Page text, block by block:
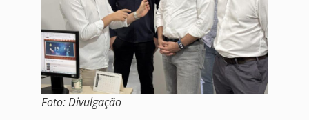
Foto: Divulgação